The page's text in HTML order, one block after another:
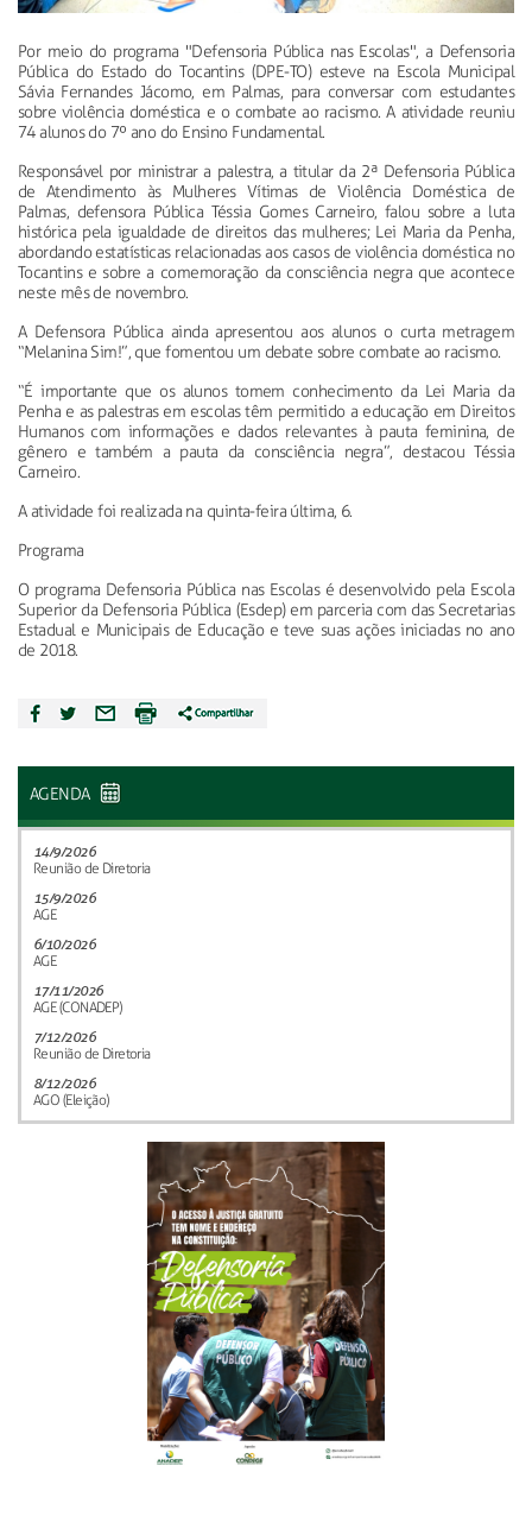
Por meio do programa "Defensoria Pública nas Escolas", a Defensoria
Pública do Estado do Tocantins (DPE-TO) esteve na Escola Municipal
Sávia Fernandes Jácomo, em Palmas, para conversar com estudantes
sobre violência doméstica e o combate ao racismo. A atividade reuniu
74 alunos do 7º ano do Ensino Fundamental.
Responsável por ministrar a palestra, a titular da 2ª Defensoria Pública
de Atendimento às Mulheres Vítimas de Violência Doméstica de
Palmas, defensora Pública Téssia Gomes Carneiro, falou sobre a luta
histórica pela igualdade de direitos das mulheres; Lei Maria da Penha,
abordando estatísticas relacionadas aos casos de violência doméstica no
Tocantins e sobre a comemoração da consciência negra que acontece
neste mês de novembro.
A Defensora Pública ainda apresentou aos alunos o curta metragem
“Melanina Sim!”, que fomentou um debate sobre combate ao racismo.
“É importante que os alunos tomem conhecimento da Lei Maria da
Penha e as palestras em escolas têm permitido a educação em Direitos
Humanos com informações e dados relevantes à pauta feminina, de
gênero e também a pauta da consciência negra”, destacouTéssia
Carneiro.
A atividade foi realizada na quinta-feira última, 6.
Programa
O programa Defensoria Pública nas Escolas é desenvolvido pela Escola
Superior da Defensoria Pública (Esdep) em parceria com das Secretarias
Estadual e Municipais de Educação e teve suas ações iniciadas no ano
de 2018.
AGENDA
14/9/2026
Reunião de Diretoria
15/9/2026
AGE
6/10/2026
AGE
17/11/2026
AGE (CONADEP)
7/12/2026
Reunião de Diretoria
8/12/2026
AGO (Eleição)